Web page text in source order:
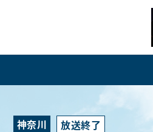
神奈川